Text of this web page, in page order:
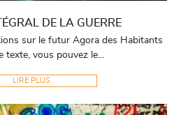
DE LA GUERRE
sur le futur Agora des Habitants
vous pouvez le...
LIRE PLUS